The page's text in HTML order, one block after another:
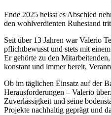
Ende 2025 heisst es Abschied
den wohlverdienten Ruhestand
Seit über 13 Jahren war Valerio
pflichtbewusst und stets mit
Er gehörte zu den
konstant und immer bereit,
Ob im täglichen Einsatz auf der
Herausforderungen – Valerio
Zuverlässigkeit und seine
Projekte nachhaltig geprägt und